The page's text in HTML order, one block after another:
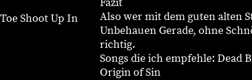
Also wer mit dem guten alten
Unbehauen Gerade, ohne
richtig.
Songs die ich empfehle: Dead
Origin of Sin
Shoot Up In